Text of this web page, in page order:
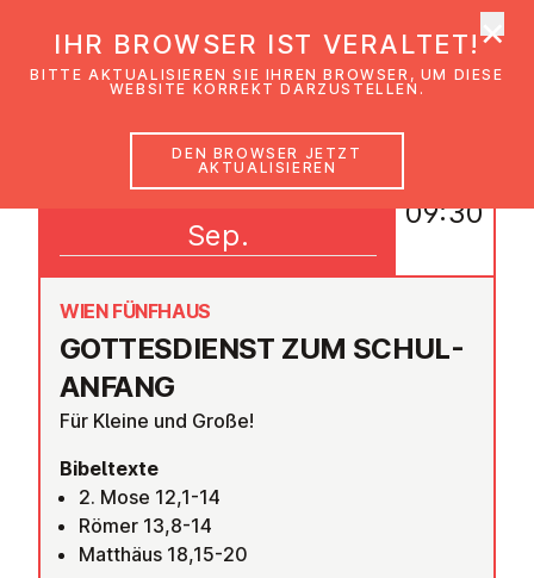
GOT­TES­DIENST ZUM SCHUL­
AN­FANG
WIEN FÜNFHAUS
Für Kleine und Große!
Bibeltexte
2. Mose 12,1-14
Römer 13,8-14
Matthäus 18,15-20
06
Sep.
09:30
IHR BROWSER IST VERALTET!
BITTE AKTUALISIEREN SIE IHREN BROWSER, UM DIESE
WEBSITE KORREKT DARZUSTELLEN.
DEN BROWSER JETZT
AKTUALISIEREN
×